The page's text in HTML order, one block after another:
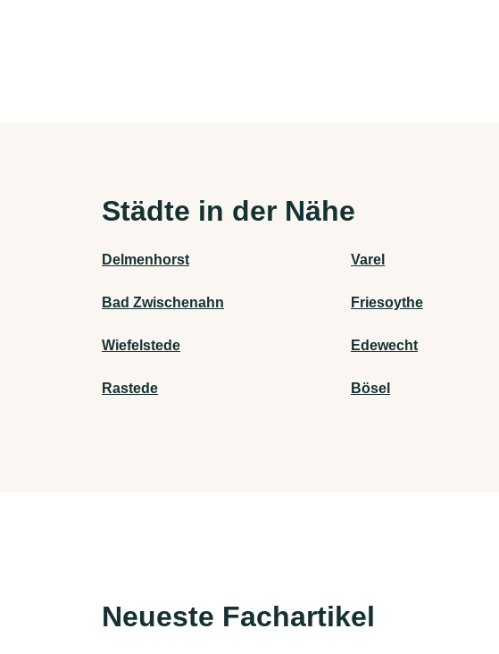
Städte in der Nähe
Delmenhorst Varel
Bad Zwischenahn Friesoythe
Wiefelstede Edewecht
Rastede Bösel
Neueste Fachartikel